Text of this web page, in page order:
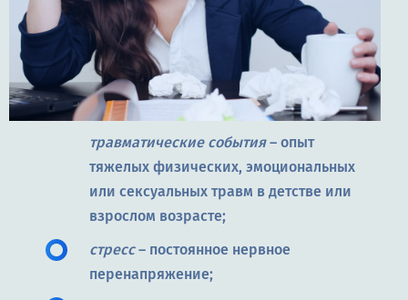
травматические события– опыт
тяжелых физических, эмоциональных
или сексуальных травм в детстве или
взрослом возрасте;
стресс– постоянное нервное
перенапряжение;